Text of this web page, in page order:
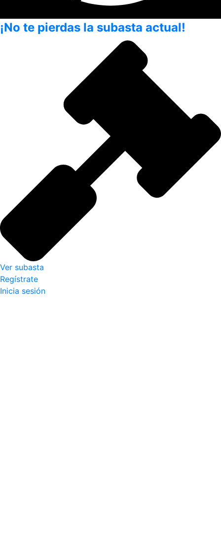
¡No te pierdas la subasta actual!
Ver subasta
Regístrate
Inicia sesión